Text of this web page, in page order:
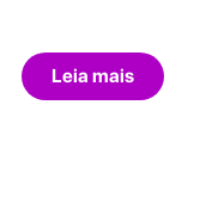
Leia mais